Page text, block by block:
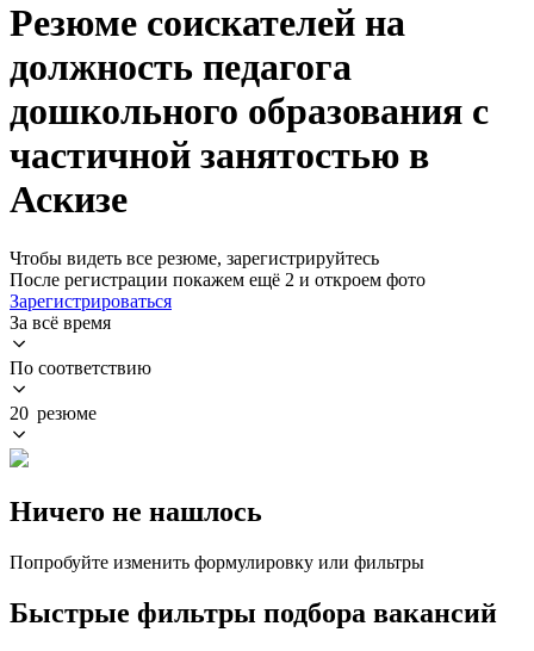
Резюме соискателей на
должность педагога
дошкольного образования с
частичной занятостью в
Аскизе
Чтобы видеть все резюме, зарегистрируйтесь
После регистрации покажем ещё 2 и откроем фото
Зарегистрироваться
За всё время
По соответствию
20 резюме
Ничего не нашлось
Попробуйте изменить формулировку или фильтры
Быстрые фильтры подбора вакансий